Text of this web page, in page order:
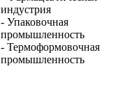
индустрия
- Упаковочная
промышленность
- Термоформовочная
промышленность